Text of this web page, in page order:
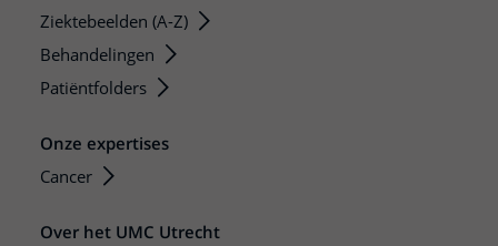
Ziektebeelden (A-Z)
Behandelingen
Patiëntfolders
Onze expertises
Cancer
Over het UMC Utrecht